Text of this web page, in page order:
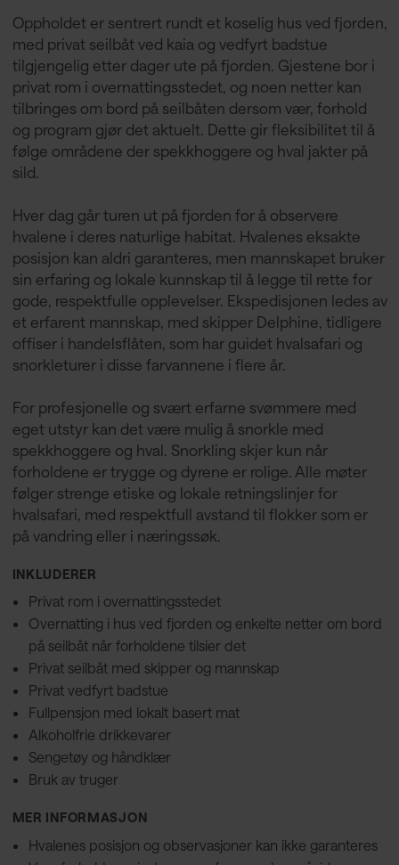
Oppholdet er sentrert rundt et koselig hus ved fjorden,
med privat seilbåt ved kaia og vedfyrt badstue
tilgjengelig etter dager ute på fjorden. Gjestene bor i
privat rom i overnattingsstedet, og noen netter kan
tilbringes om bord på seilbåten dersom vær, forhold
og program gjør det aktuelt. Dette gir fleksibilitet til å
følge områdene der spekkhoggere og hval jakter på
sild.
Hver dag går turen ut på fjorden for å observere
hvalene i deres naturlige habitat. Hvalenes eksakte
posisjon kan aldri garanteres, men mannskapet bruker
sin erfaring og lokale kunnskap til å legge til rette for
gode, respektfulle opplevelser. Ekspedisjonen ledes av
et erfarent mannskap, med skipper Delphine, tidligere
offiser i handelsflåten, som har guidet hvalsafari og
snorkleturer i disse farvannene i flere år.
For profesjonelle og svært erfarne svømmere med
eget utstyr kan det være mulig å snorkle med
spekkhoggere og hval. Snorkling skjer kun når
forholdene er trygge og dyrene er rolige. Alle møter
følger strenge etiske og lokale retningslinjer for
hvalsafari, med respektfull avstand til flokker som er
på vandring eller i næringssøk.
INKLUDERER
Privat rom i overnattingsstedet
Overnatting i hus ved fjorden og enkelte netter om bord
på seilbåt når forholdene tilsier det
Privat seilbåt med skipper og mannskap
Privat vedfyrt badstue
Fullpensjon med lokalt basert mat
Alkoholfrie drikkevarer
Sengetøy og håndklær
Bruk av truger
MER INFORMASJON
Hvalenes posisjon og observasjoner kan ikke garanteres